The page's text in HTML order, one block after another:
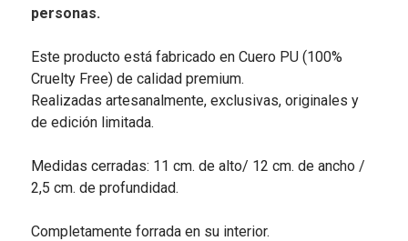
personas.
Este producto está fabricado en Cuero PU (100%
Cruelty Free) de calidad premium.
Realizadas artesanalmente, exclusivas, originales y
de edición limitada.
Medidas cerradas: 11 cm. de alto/ 12 cm. de ancho /
2,5 cm. de profundidad.
Completamente forrada en su interior.